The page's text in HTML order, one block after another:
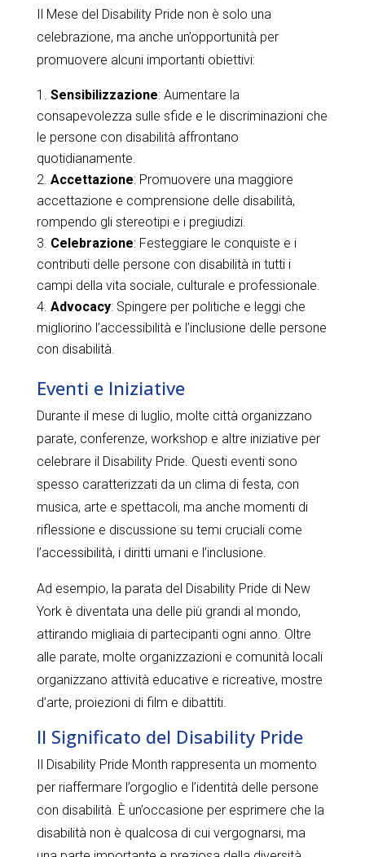
Il Mese del Disability Pride non è solo una
celebrazione, ma anche un’opportunità per
promuovere alcuni importanti obiettivi:
Sensibilizzazione: Aumentare la
consapevolezza sulle sfide e le discriminazioni che
le persone con disabilità affrontano
quotidianamente.
Accettazione: Promuovere una maggiore
accettazione e comprensione delle disabilità,
rompendo gli stereotipi e i pregiudizi.
Celebrazione: Festeggiare le conquiste e i
contributi delle persone con disabilità in tutti i
campi della vita sociale, culturale e professionale.
Advocacy: Spingere per politiche e leggi che
migliorino l’accessibilità e l’inclusione delle persone
con disabilità.
Eventi e Iniziative
Durante il mese di luglio, molte città organizzano
parate, conferenze, workshop e altre iniziative per
celebrare il Disability Pride. Questi eventi sono
spesso caratterizzati da un clima di festa, con
musica, arte e spettacoli, ma anche momenti di
riflessione e discussione su temi cruciali come
l’accessibilità, i diritti umani e l’inclusione.
Ad esempio, la parata del Disability Pride di New
York è diventata una delle più grandi al mondo,
attirando migliaia di partecipanti ogni anno. Oltre
alle parate, molte organizzazioni e comunità locali
organizzano attività educative e ricreative, mostre
d’arte, proiezioni di film e dibattiti.
Il Significato del Disability Pride
Il Disability Pride Month rappresenta un momento
per riaffermare l’orgoglio e l’identità delle persone
con disabilità. È un’occasione per esprimere che la
disabilità non è qualcosa di cui vergognarsi, ma